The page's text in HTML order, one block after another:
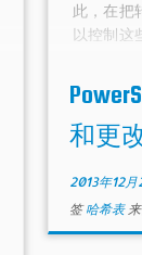
此，在把
以控制这
然在后面
的属性后
此时可以
和更
2013年12月
签哈希表